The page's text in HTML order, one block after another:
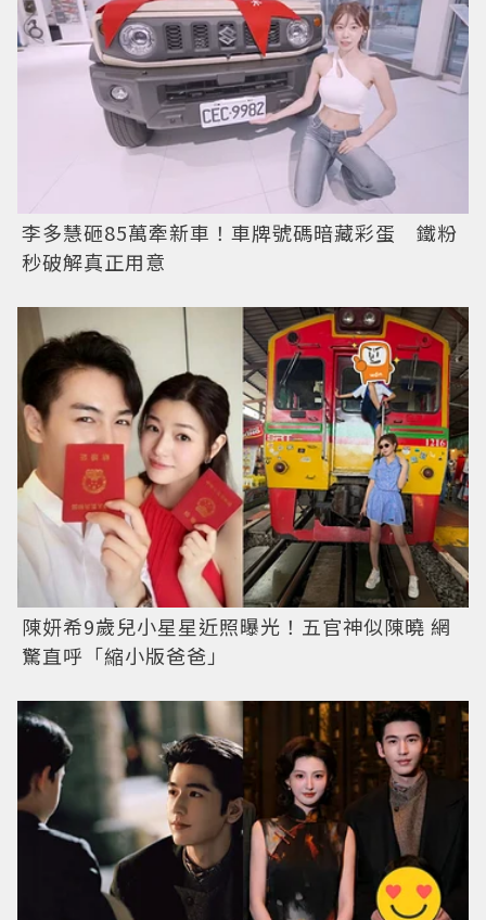
李多慧砸85萬牽新車！車牌號碼暗藏彩蛋 鐵粉
秒破解真正用意
陳妍希9歲兒小星星近照曝光！五官神似陳曉 網
驚直呼「縮小版爸爸」